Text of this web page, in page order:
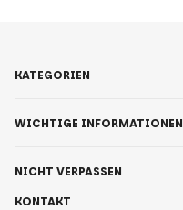
KONTAKT
KATEGORIEN
WICHTIGE INFORMATIONEN
NICHT VERPASSEN